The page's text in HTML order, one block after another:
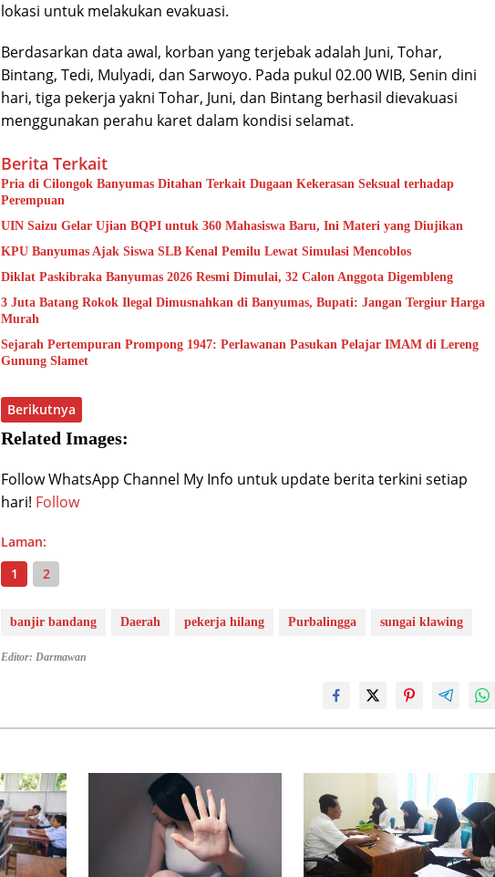
lokasi untuk melakukan evakuasi.
Berdasarkan data awal, korban yang terjebak adalah Juni, Tohar,
Bintang, Tedi, Mulyadi, dan Sarwoyo. Pada pukul 02.00 WIB, Senin dini
hari, tiga pekerja yakni Tohar, Juni, dan Bintang berhasil dievakuasi
menggunakan perahu karet dalam kondisi selamat.
Berita Terkait
Pria di Cilongok Banyumas Ditahan Terkait Dugaan Kekerasan Seksual terhadap
Perempuan
UIN Saizu Gelar Ujian BQPI untuk 360 Mahasiswa Baru, Ini Materi yang Diujikan
KPU Banyumas Ajak Siswa SLB Kenal Pemilu Lewat Simulasi Mencoblos
Diklat Paskibraka Banyumas 2026 Resmi Dimulai, 32 Calon Anggota Digembleng
3 Juta Batang Rokok Ilegal Dimusnahkan di Banyumas, Bupati: Jangan Tergiur Harga
Murah
Sejarah Pertempuran Prompong 1947: Perlawanan Pasukan Pelajar IMAM di Lereng
Gunung Slamet
Berikutnya
Related Images:
Follow WhatsApp Channel My Info untuk update berita terkini setiap
hari! Follow
Laman:
1
2
banjir bandang Daerah pekerja hilang Purbalingga sungai klawing
Editor: Darmawan